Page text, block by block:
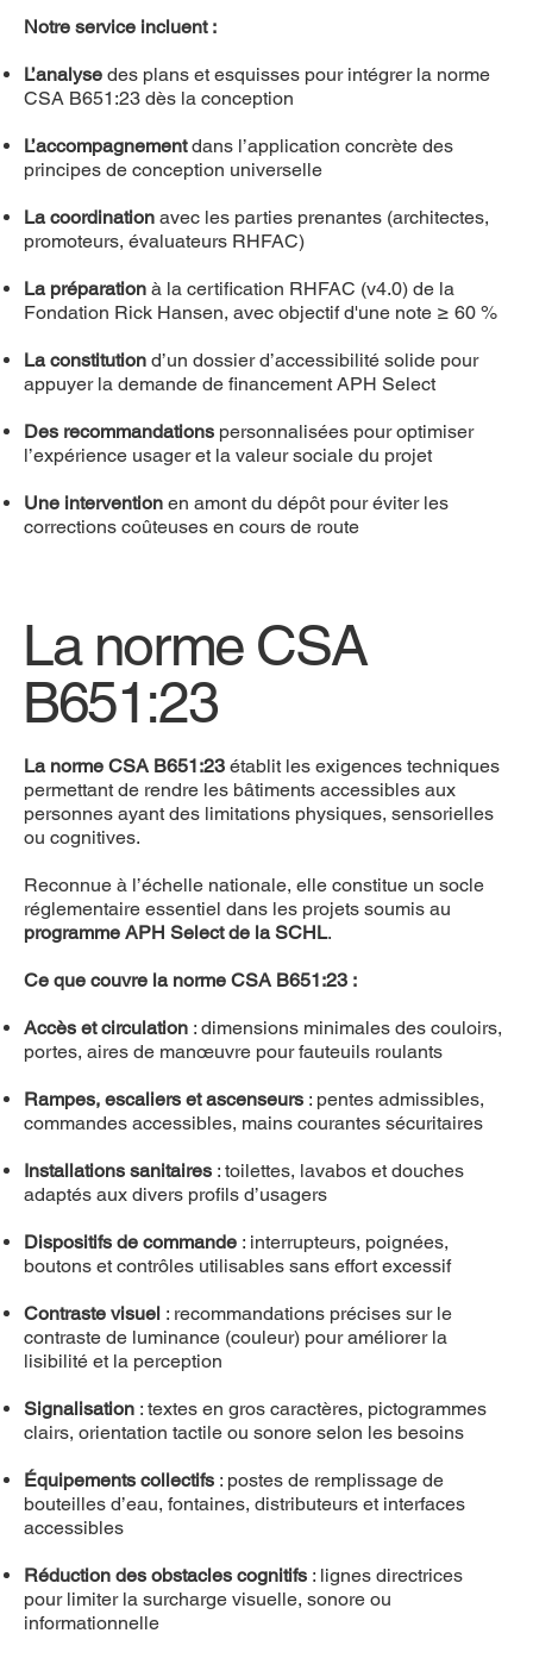
Notre service incluent :
L’analyse des plans et esquisses pour intégrer la norme
CSA B651:23 dès la conception
L’accompagnementdans l’application concrète des
principes de conception universelle
La coordination avec les parties prenantes (architectes,
promoteurs, évaluateurs RHFAC)
La préparationà la certification RHFAC (v4.0) de la
Fondation Rick Hansen, avec objectif d'une note ≥ 60 %
La constitutiond’un dossier d’accessibilité solide pour
appuyer la demande de financement APH Select
Des recommandationspersonnalisées pour optimiser
l’expérience usager et la valeur sociale du projet
Une interventionen amont du dépôt pour éviter les
corrections coûteuses en cours de route
La norme CSA
B651:23
La norme CSA B651:23établit les exigences techniques
permettant de rendre les bâtiments accessibles aux
personnes ayant des limitations physiques, sensorielles
ou cognitives.
Reconnue à l’échelle nationale, elle constitue un socle
réglementaire essentiel dans les projets soumis au
programme APH Select de la SCHL.
Ce que couvre la norme CSA B651:23 :
Accès et circulation: dimensions minimales des couloirs,
portes, aires de manœuvre pour fauteuils roulants
Rampes, escaliers et ascenseurs: pentes admissibles,
commandes accessibles, mains courantes sécuritaires
Installations sanitaires: toilettes, lavabos et douches
adaptés aux divers profils d’usagers
Dispositifs de commande: interrupteurs, poignées,
boutons et contrôles utilisables sans effort excessif
Contraste visuel: recommandations précises sur le
contraste de luminance (couleur) pour améliorer la
lisibilité et la perception
Signalisation: textes en gros caractères, pictogrammes
clairs, orientation tactile ou sonore selon les besoins
Équipements collectifs: postes de remplissage de
bouteilles d’eau, fontaines, distributeurs et interfaces
accessibles
Réduction des obstacles cognitifs: lignes directrices
pour limiter la surcharge visuelle, sonore ou
informationnelle